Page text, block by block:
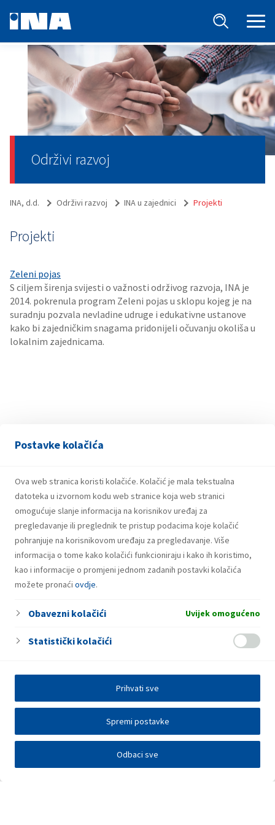
Postavke kolačića
Ova web stranica koristi kolačiće. Kolačić je mala tekstualna
datoteka u izvornom kodu web stranice koja web stranici
omogućuje slanje informacija na korisnikov uređaj za
pregledavanje ili preglednik te pristup podacima koje kolačić
pohranjuje na korisnikovom uređaju za pregledavanje. Više
informacija o tome kako kolačići funkcioniraju i kako ih koristimo,
kao i informacije o promjeni jednom zadanih postavki kolačića
možete pronaći ovdje.
Obavezni kolačići Uvijek omogućeno
Statistički kolačići
Odbaci sve
Spremi postavke
Prihvati sve
Održivi razvoj
INA, d.d. Održivi razvoj INA u zajednici Projekti
Projekti
Zeleni pojas
S ciljem širenja svijesti o važnosti održivog razvoja, INA je
2014. pokrenula program Zeleni pojas u sklopu kojeg je na
suradnju pozvala nevladine udruge i edukativne ustanove
kako bi zajedničkim snagama pridonijeli očuvanju okoliša u
lokalnim zajednicama.